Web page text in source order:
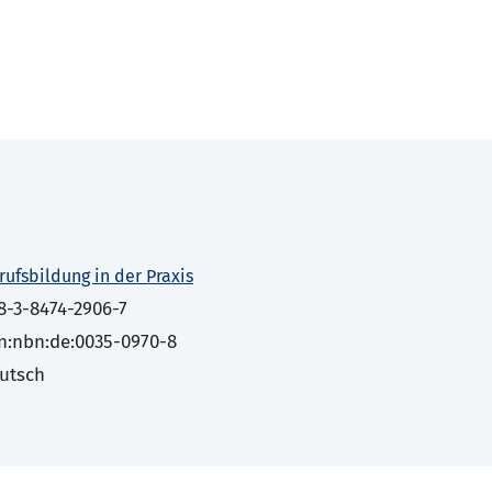
in der Praxis
3-8474-2906-7
0970-8